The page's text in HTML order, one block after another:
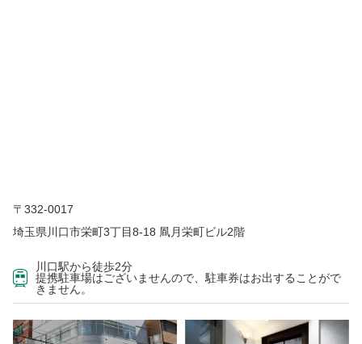
〒332-0017
埼玉県川口市栄町3丁目8-18 凮月栄町ビル2階
川口駅から徒歩2分
提携駐車場はございませんので、駐車券はお出することがで
きません。